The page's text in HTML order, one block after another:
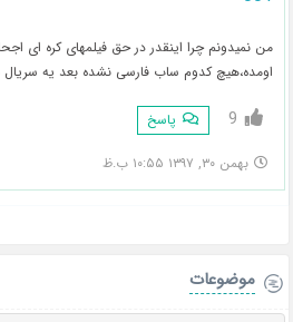
من نمیدونم چرا اینقدر در حق فیلمهای کره ای
اومده،هیچ کدوم ساب فارسی نشده بعد یه سریال
9 پاسخ
بهمن ۳۰, ۱۳۹۷ ۱۰:۵۵ ب.ظ
موضوعات